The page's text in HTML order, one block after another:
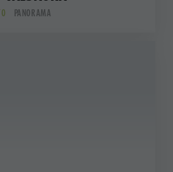
PANORAMA